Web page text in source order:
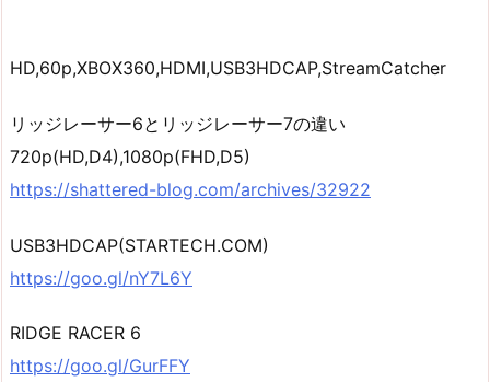
HD,60p,XBOX360,HDMI,USB3HDCAP,StreamCatcher
リッジレーサー6とリッジレーサー7の違い
720p(HD,D4),1080p(FHD,D5)
https://shattered-blog.com/archives/32922
USB3HDCAP(STARTECH.COM)
https://goo.gl/nY7L6Y
RIDGE RACER 6
https://goo.gl/GurFFY